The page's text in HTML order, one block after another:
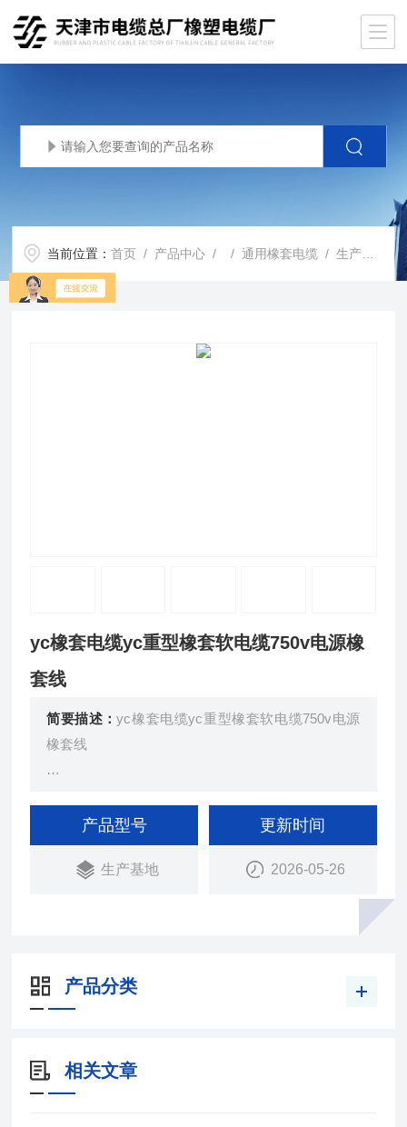
当前位置：首页 / 产品中心 / /通用橡套电缆 / 生产基地yc橡套电缆yc重型橡套软电缆750v电源橡套线
yc橡套电缆yc重型橡套软电缆750v电源橡
套线
简要描述：yc橡套电缆yc重型橡套软电缆750v电源
橡套线
绝缘层、经后，多股绞合成揽，再挤包橡皮护套、而
成。
产品型号
生产基地
更新时间
2026-05-26
产品分类
相关文章